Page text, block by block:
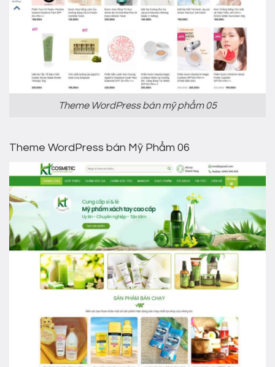
Theme WordPress bán mỹ phẩm 05
Theme WordPress bán Mỹ Phẩm 06